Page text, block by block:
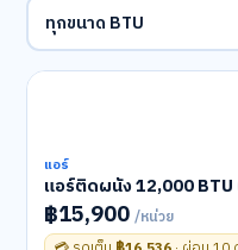
แอร์
แอร์ติดผนัง 12,000 BTU
฿15,900 /หน่วย